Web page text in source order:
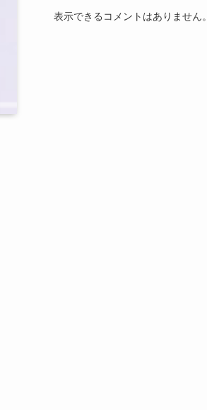
表示できるコメントはありません。